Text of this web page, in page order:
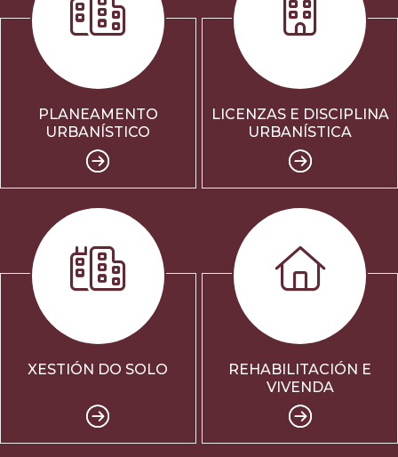
PLANEAMENTO
URBANÍSTICO
LICENZAS E DISCIPLINA
URBANÍSTICA
XESTIÓN DO SOLO
REHABILITACIÓN E
VIVENDA